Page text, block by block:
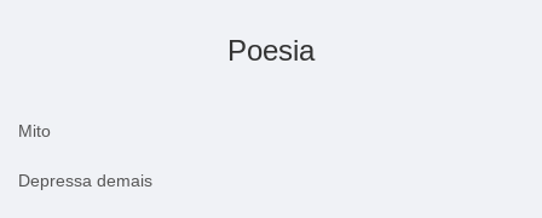
Poesia
Mito
Depressa demais